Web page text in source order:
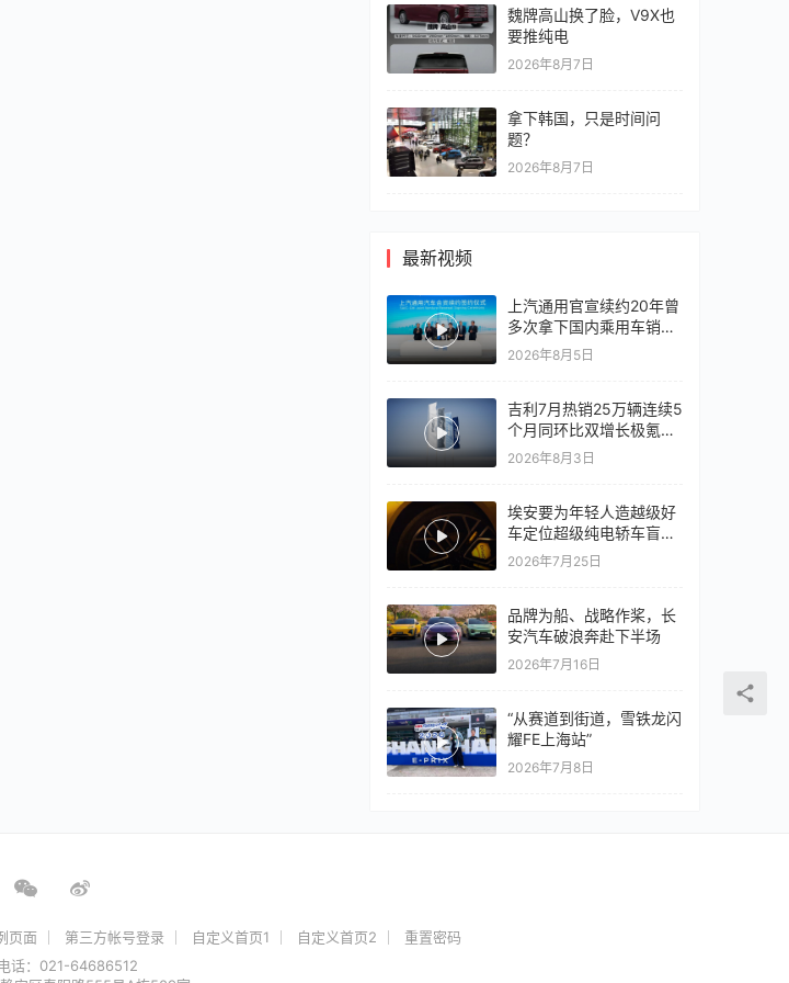
魏牌高山换了脸，V9X也
要推纯电
2026年8月7日
拿下韩国，只是时间问
题？
2026年8月7日
最新视频
上汽通用官宣续约20年曾
多次拿下国内乘用车销冠
竞争激烈，上汽通用有信
2026年8月5日
吉利7月热销25万辆连续5
个月同环比双增长极氪销
量同比翻倍，出口再破10
2026年8月3日
埃安要为年轻人造越级好
车定位超级纯电轿车盲猜
18万以上
2026年7月25日
品牌为船、战略作桨，长
安汽车破浪奔赴下半场
2026年7月16日
“从赛道到街道，雪铁龙闪
耀FE上海站”
2026年7月8日
页面 第三方帐号登录 自定义首页1 自定义首页2
重置密码
话：021-64686512